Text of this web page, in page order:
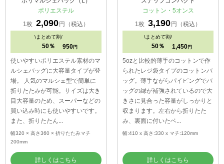
ポリエステル
1枚 2,090 円（税込）
\まとめて割/
50％ 950 円
使いやすいポリエステル素材のマ
ルシェバッグに大容量タイプが登
場。 人気のマルシェ型で簡単に
折りたたみが可能。サイズは大き
目大容量のため、スーパーなどの
買い込み時にも使いやすいです。
また、折りたたん...
幅320 × 高さ360 × 折りたたみマチ
200mm
詳しくはこちら
コットン・5オンス
1枚 3,190 円（税込）
\まとめて割/
50％ 1,450 円
5ozと比較的薄手のコットンで作
られたレジ袋タイプのコットンバ
ッグ。薄手ながらパイピングでバ
ッグの縁が補強されているので大
きさに見合った容量がしっかりと
収まります。左右から折りたた
み、裏面に付いたベ...
幅:410 x 高さ:330 x マチ:120mm
詳しくはこちら